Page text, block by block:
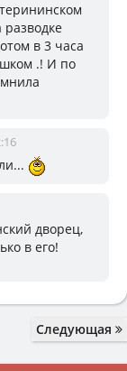
в 3 часа
.! И по
дворец,
в его!
Следующая